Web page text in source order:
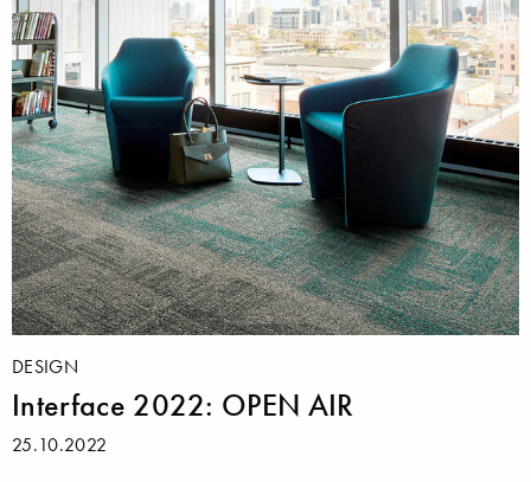
DESIGN
Interface 2022: OPEN AIR
25.10.2022